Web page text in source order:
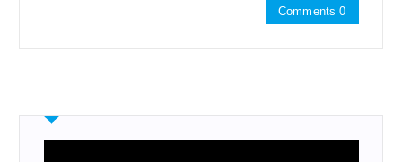
Comments 0